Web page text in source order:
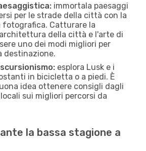
immortala paesaggi
per le strade della città con la
fotografica. Catturare la
della città e l'arte di
uno dei modi migliori per
destinazione.
esplora Lusk e i
in bicicletta o a piedi. È
idea ottenere consigli dagli
sui migliori percorsi da
la bassa stagione a